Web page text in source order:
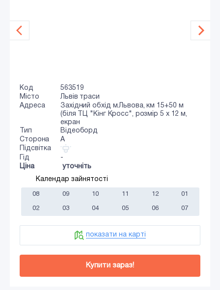
Код
563519
Місто
Львів траси
Адреса
Західний обхід м.Львова, км 15+50 м
(біля ТЦ "Кінг Кросс", розмір 5 х 12 м,
екран
Тип
Відеоборд
Сторона
A
Підсвітка
Гід
-
Ціна
уточніть
Календар зайнятості
08 09 10 11 12 01
02 03 04 05 06 07
показати на карті
Купити зараз!